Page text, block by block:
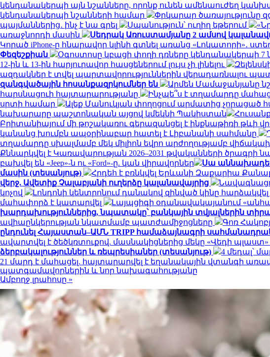
կենդանակերպի այն նշանները, որոնք ունեն ամենաուժեղ
կենդանակերպի նշանների համար
Փրկարար ծառայությունը
պայմաններից․ ինչ է նա գրել
Սպանություն՝ ուղիղ եթերում
առաջնորդի մասին
Սեդրակ Առուստամյանը 2 ամսով
Կորած iPhone-ը հնարավոր կլինի գտնել առանց «Լոկատորի»․
Փեզեշքիան
Օգոստոսը կբացի փողի դռները կենդանակերպի
12-ին և 13-ին հարյուրավոր հասցեներում լույս չի լինելու
ազդակներ է տվել պարտավորություններին վերադառնալու
զանգվածային հոսանքազրկումներ են
Արմեն Մամաջանյանը
հարսնացուի հայտարարությանը
Ինչպե՞ս է տղամարդը
սրտի համար
Ալեք Մանուկյան փողոցում արմատից չորացած
նախարարը պաշտոնական այցով կմեկնի Պակիստան
Բրիտանիայում մի թոշակառու գերազանցել է ինքնաթիռի թևի
կանանց խումբն ապօրինաբար հատել է Լիբանանի սահմանը
տղամարդը սխալմամբ մեկ միլիոն եվրո արժողությամբ
Քննարկվել է Կառավարության 2026–2031 թվականների ծրագրի
բախվել են «Jeep»-ն ու «Ford»-ը. կան վիրավորներ
Սա աննախադեպ
մասին (տեսանյութ)
Հրդեհ է բռնկվել Երևանի Զաքարիա
վերջ. Ավետիք Չալաբյանի ուղերձը կալանավայրից
կոչով
Լոնդոնի կենտրոնում դանակով զինված կինը
մահափորձ է կատարվել
Լայպցիգի օդանավակայանում
խարդախություններից, նպատակը՝ բանկային տվյալներին
ավիաընկերության նկատմամբ պատժամիջոցները
Գոռ
ընդունել Հայաստան–ԱՄՆ TRIPP համաձայնագրի
ավարտվել է ծեծկռտուքով. մասնակիցներից մեկը «Վեդի
ձերբակալություններ և ռեպրեսիաներ (տեսանյութ)
4 մեդալ՝
21 մարդ է մահացել. հայտարարվել է եղանակային վտանգի
պատգամավորներին և նոր նախագահությանը
Ամբողջ լրահոսը »